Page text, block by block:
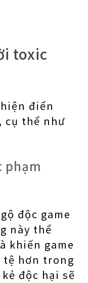
toxic
điển
cụ thể như
phạm
độc game
này thể
khiến game
hơn trong
độc hại sẽ